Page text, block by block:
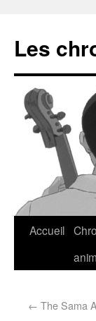
Les
Accueil
← The Sama